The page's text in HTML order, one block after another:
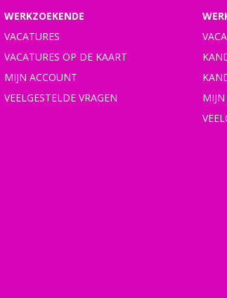
WERKZOEKENDE
VACATURES
VACATURES OP DE KAART
MIJN ACCOUNT
VEELGESTELDE VRAGEN